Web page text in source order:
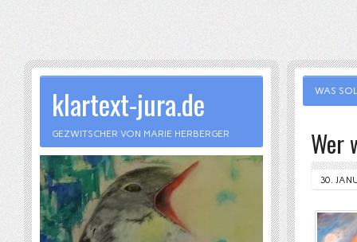
WAS
Wer
30.
klartext-jura.de
GEZWITSCHER VON MARIE HERBERGER